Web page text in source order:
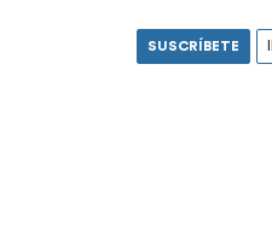
SUSCRÍBETE